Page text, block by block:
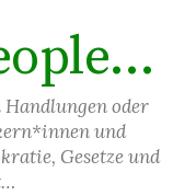
oder
und
Gesetze und